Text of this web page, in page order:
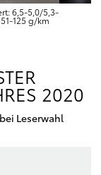
6,5-5,0/5,3-
125 g/km
2020
Leserwahl